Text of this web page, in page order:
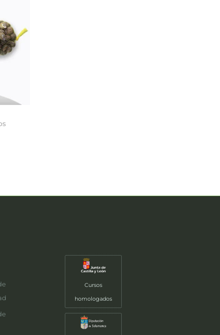
Cursos
homologados